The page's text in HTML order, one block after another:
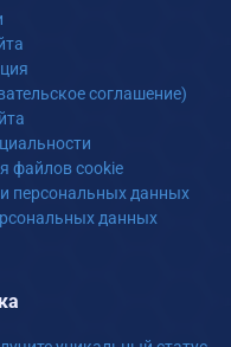
соглашение)
файлов cookie
персональных данных
данных